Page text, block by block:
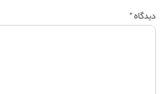
دیدگاه*